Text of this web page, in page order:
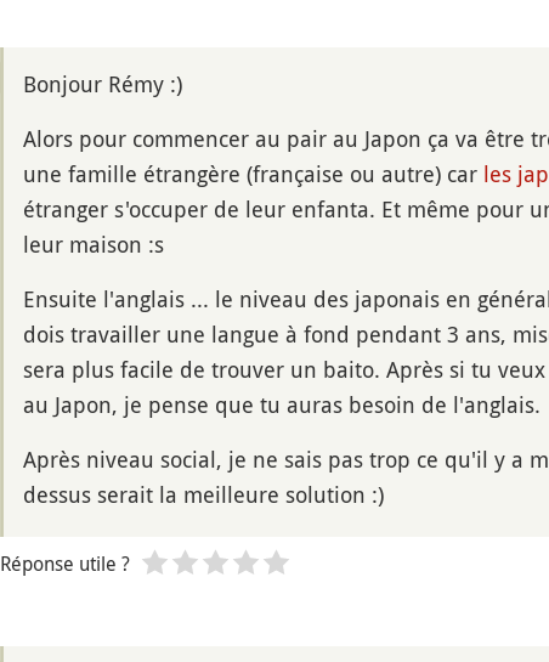
Bonjour Rémy :)
Alors pour commencer au pair au Japon ça va être
une famille étrangère (française ou autre) car les
étranger s'occuper de leur enfanta. Et même pour
leur maison :s
Ensuite l'anglais ... le niveau des japonais en
dois travailler une langue à fond pendant 3 ans,
sera plus facile de trouver un baito. Après si tu
au Japon, je pense que tu auras besoin de l'anglais.
Après niveau social, je ne sais pas trop ce qu'il y a
dessus serait la meilleure solution :)
Réponse utile ?